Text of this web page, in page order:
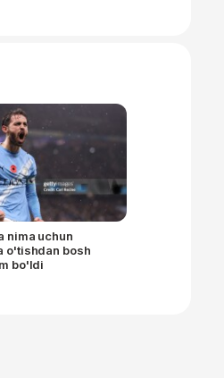
nima uchun
o'tishdan bosh
bo'ldi